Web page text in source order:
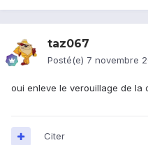
taz067
Posté(e) 7 novembre
oui enleve le verouillage de la
Citer